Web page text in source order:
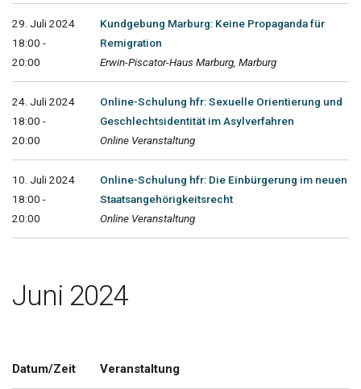
29. Juli 2024
18:00 -
20:00
Kundgebung Marburg: Keine Propaganda für
Remigration
Erwin-Piscator-Haus Marburg, Marburg
24. Juli 2024
18:00 -
20:00
Online-Schulung hfr: Sexuelle Orientierung und
Geschlechtsidentität im Asylverfahren
Online Veranstaltung
10. Juli 2024
18:00 -
20:00
Online-Schulung hfr: Die Einbürgerung im neuen
Staatsangehörigkeitsrecht
Online Veranstaltung
Juni 2024
Datum/Zeit Veranstaltung